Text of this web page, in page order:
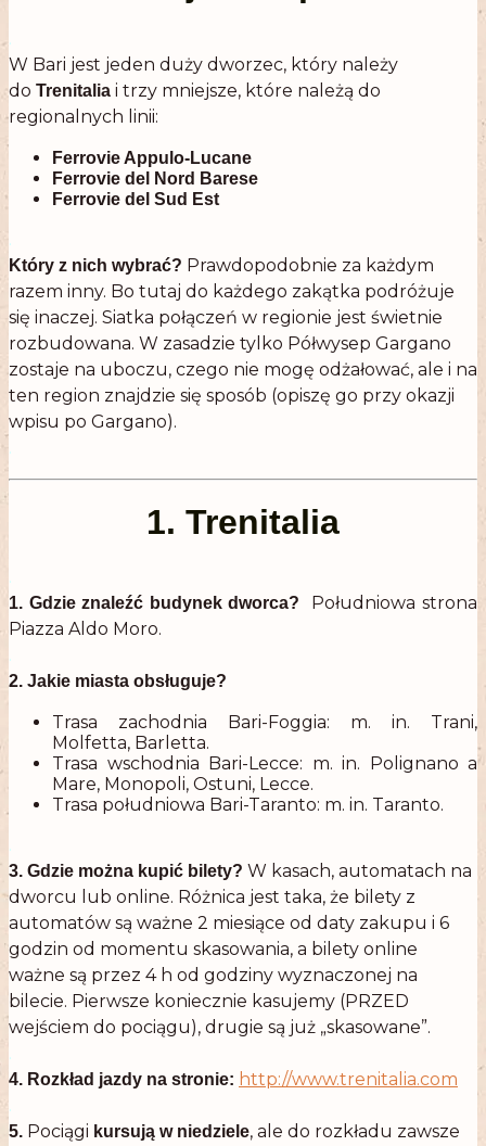
.
W Bari jest jeden duży dworzec, który należy
do Trenitalia i trzy mniejsze, które należą do
regionalnych linii:
Ferrovie Appulo-Lucane
Ferrovie del Nord Barese
Ferrovie del Sud Est
.
Który z nich wybrać? Prawdopodobnie za każdym
razem inny. Bo tutaj do każdego zakątka podróżuje
się inaczej. Siatka połączeń w regionie jest świetnie
rozbudowana. W zasadzie tylko Półwysep Gargano
zostaje na uboczu, czego nie mogę odżałować, ale i na
ten region znajdzie się sposób (opiszę go przy okazji
wpisu po Gargano).
.
1. Trenitalia
.
1. Gdzie znaleźć budynek dworca?
Południowa strona
Piazza Aldo Moro.
.
2. Jakie miasta obsługuje?
Trasa zachodnia Bari-Foggia: m. in. Trani,
Molfetta, Barletta.
Trasa wschodnia Bari-Lecce: m. in. Polignano a
Mare, Monopoli, Ostuni, Lecce.
Trasa południowa Bari-Taranto: m. in. Taranto.
.
3. Gdzie można kupić bilety? W kasach, automatach na
dworcu lub online. Różnica jest taka, że bilety z
automatów są ważne 2 miesiące od daty zakupu i 6
godzin od momentu skasowania, a bilety online
ważne są przez 4 h od godziny wyznaczonej na
bilecie. Pierwsze koniecznie kasujemy (PRZED
wejściem do pociągu), drugie są już „skasowane”.
.
4. Rozkład jazdy na stronie: http://www.trenitalia.com
.
5. Pociągi kursują w niedziele, ale do rozkładu zawsze